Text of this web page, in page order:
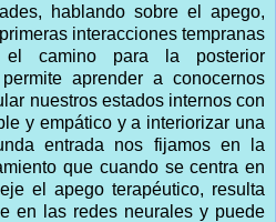
hablando sobre el apego,
interacciones tempranas
el camino para la posterior
aprender a conocernos
nuestros estados internos con
y empático y a interiorizar una
entrada nos fijamos en la
que cuando se centra en
el apego terapéutico, resulta
en las redes neurales y puede